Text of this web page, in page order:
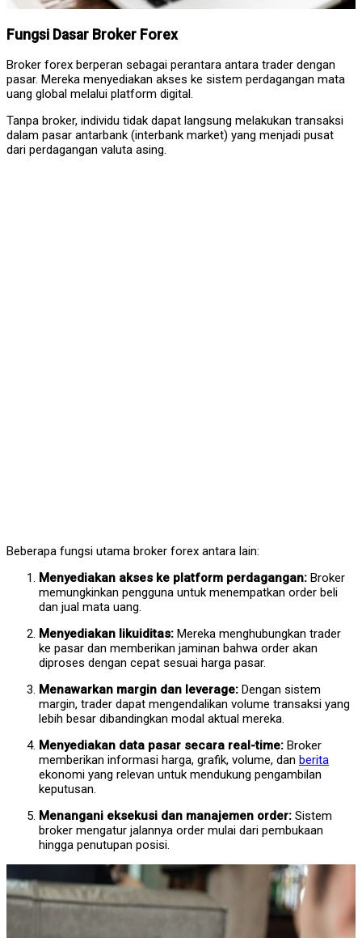
Fungsi Dasar Broker Forex
Broker forex berperan sebagai perantara antara trader dengan
pasar. Mereka menyediakan akses ke sistem perdagangan mata
uang global melalui platform digital.
Tanpa broker, individu tidak dapat langsung melakukan transaksi
dalam pasar antarbank (interbank market) yang menjadi pusat
dari perdagangan valuta asing.
Beberapa fungsi utama broker forex antara lain:
Menyediakan akses ke platform perdagangan: Broker
memungkinkan pengguna untuk menempatkan order beli
dan jual mata uang.
Menyediakan likuiditas: Mereka menghubungkan trader
ke pasar dan memberikan jaminan bahwa order akan
diproses dengan cepat sesuai harga pasar.
Menawarkan margin dan leverage: Dengan sistem
margin, trader dapat mengendalikan volume transaksi yang
lebih besar dibandingkan modal aktual mereka.
Menyediakan data pasar secara real-time: Broker
memberikan informasi harga, grafik, volume, dan berita
ekonomi yang relevan untuk mendukung pengambilan
keputusan.
Menangani eksekusi dan manajemen order: Sistem
broker mengatur jalannya order mulai dari pembukaan
hingga penutupan posisi.